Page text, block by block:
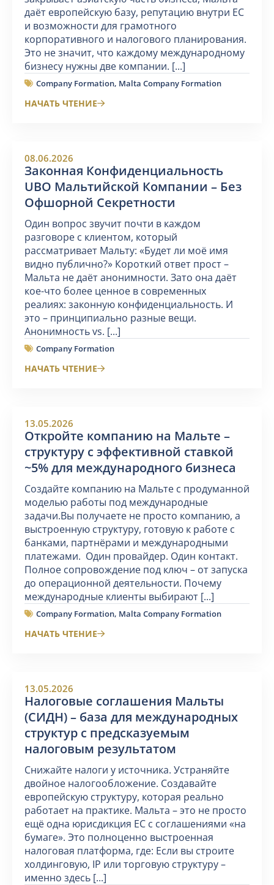
даёт европейскую базу, репутацию внутри ЕС
и возможности для грамотного
корпоративного и налогового планирования.
Это не значит, что каждому международному
бизнесу нужны две компании. [...]
Company Formation, Malta Company Formation
НАЧАТЬ ЧТЕНИЕ
08.06.2026
Законная Конфиденциальность
UBO Мальтийской Компании – Без
Офшорной Секретности
Один вопрос звучит почти в каждом
разговоре с клиентом, который
рассматривает Мальту: «Будет ли моё имя
видно публично?» Короткий ответ прост –
Мальта не даёт анонимности. Зато она даёт
кое-что более ценное в современных
реалиях: законную конфиденциальность. И
это – принципиально разные вещи.
Анонимность vs. [...]
Company Formation
НАЧАТЬ ЧТЕНИЕ
13.05.2026
Откройте компанию на Мальте –
структуру с эффективной ставкой
~5% для международного бизнеса
Создайте компанию на Мальте с продуманной
моделью работы под международные
задачи.Вы получаете не просто компанию, а
выстроенную структуру, готовую к работе с
банками, партнёрами и международными
платежами. Один провайдер. Один контакт.
Полное сопровождение под ключ – от запуска
до операционной деятельности. Почему
международные клиенты выбирают [...]
Company Formation, Malta Company Formation
НАЧАТЬ ЧТЕНИЕ
13.05.2026
Налоговые соглашения Мальты
(СИДН) – база для международных
структур с предсказуемым
налоговым результатом
Снижайте налоги у источника. Устраняйте
двойное налогообложение. Создавайте
европейскую структуру, которая реально
работает на практике. Мальта – это не просто
ещё одна юрисдикция ЕС с соглашениями «на
бумаге». Это полноценно выстроенная
налоговая платформа, где: Если вы строите
холдинговую, IP или торговую структуру –
именно здесь [...]